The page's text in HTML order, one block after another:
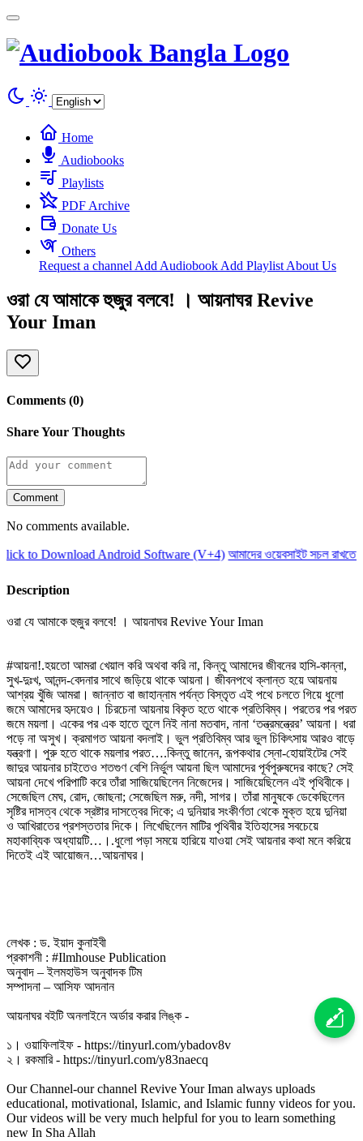
Home
Audiobooks
Playlists
PDF Archive
Donate Us
Others
Request a channel Add Audiobook Add Playlist About Us
ওরা যে আমাকে হুজুর বলবে! । আয়নাঘর Revive
Your Iman
Comments (0)
Share Your Thoughts
Comment
No comments available.
to Download Android Software (V+4) আমাদের ওয়েবসাইট সচল রাখতে
Description
ওরা যে আমাকে হুজুর বলবে! । আয়নাঘর Revive Your Iman
#আয়না!.হয়তো আমরা খেয়াল করি অথবা করি না, কিন্তু আমাদের জীবনের হাসি-কান্না,
সুখ-দুঃখ, আনন্দ-বেদনার সাথে জড়িয়ে থাকে আয়না। জীবনপথে ক্লান্ত হয়ে আয়নায়
আশ্রয় খুঁজি আমরা। জান্নাত বা জাহান্নাম পর্যন্ত বিস্তৃত এই পথে চলতে গিয়ে ধুলো
জমে আমাদের হৃদয়েও। চিরচেনা আয়নায় বিকৃত হতে থাকে প্রতিবিম্ব। পরতের পর পরত
জমে ময়লা। একের পর এক হাতে তুলে নিই নানা মতবাদ, নানা ‘তন্ত্রমন্ত্রের’ আয়না। ধরা
পড়ে না অসুখ। ক্রমাগত আয়না বদলাই। ভুল প্রতিবিম্ব আর ভুল চিকিৎসায় আরও বাড়ে
যন্ত্রণা। পুরু হতে থাকে ময়লার পরত….কিন্তু জানেন, রূপকথার স্নো-হোয়াইটের সেই
জাদুর আয়নার চাইতেও শতগুণ বেশি নির্ভুল আয়না ছিল আমাদের পূর্বপুরুষদের কাছে? সেই
আয়না দেখে পরিপাটি করে তাঁরা সাজিয়েছিলেন নিজেদের। সাজিয়েছিলেন এই পৃথিবীকে।
সেজেছিল মেঘ, রোদ, জোছনা; সেজেছিল মরু, নদী, সাগর। তাঁরা মানুষকে ডেকেছিলেন
সৃষ্টির দাসত্ব থেকে স্রষ্টার দাসত্বের দিকে; এ দুনিয়ার সংকীর্ণতা থেকে মুক্ত হয়ে দুনিয়া
ও আখিরাতের প্রশস্ততার দিকে। লিখেছিলেন মাটির পৃথিবীর ইতিহাসের সবচেয়ে
মহাকাব্যিক অধ্যায়টি…।.ধুলো পড়া সময়ে হারিয়ে যাওয়া সেই আয়নার কথা মনে করিয়ে
দিতেই এই আয়োজন…আয়নাঘর।
লেখক : ড. ইয়াদ কুনাইবী
প্রকাশনী : #Ilmhouse Publication
অনুবাদ – ইলমহাউস অনুবাদক টিম
সম্পাদনা – আসিফ আদনান
আয়নাঘর বইটি অনলাইনে অর্ডার করার লিঙ্ক -
১। ওয়াফিলাইফ - https://tinyurl.com/ybadov8v
২। রকমারি - https://tinyurl.com/y83naecq
Our Channel-our channel Revive Your Iman always uploads
educational, motivational, Islamic, and Islamic funny videos for you.
Our videos will be very much helpful for you to learn something
new In Sha Allah